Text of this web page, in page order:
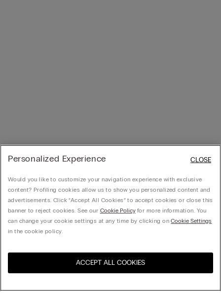
United States
Personalized Experience
Would you like to customize your navigation experience with exclusive
content? Profiling cookies allow us to show you personalized content and
advertisements. Click “Accept All Cookies” to accept cookies or close this
banner to reject cookies. See our Cookie Policyfor more information. You
can change your cookie settings at any time by clicking onCookie Settings
in the cookie policy.
ACCEPT ALL COOKIES
CLOSE